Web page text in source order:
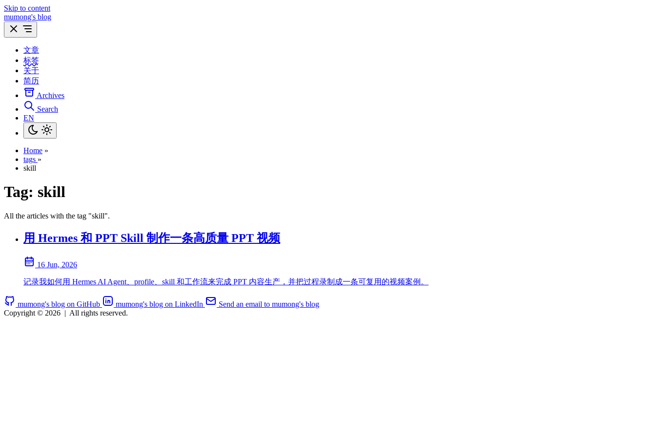
Skip to content
mumong's blog
文章
标签
关于
简历
Archives
Search
EN
Home »
tags »
skill
Tag: skill
All the articles with the tag "skill".
用 Hermes 和 PPT Skill 制作一条高质量 PPT 视频
16 Jun, 2026
记录我如何用 Hermes AI Agent、profile、skill 和工作流来完成 PPT 内容生产，并把过程录制成一条可复用的视频案例。
mumong's blog on GitHub mumong's blog on LinkedIn
Send an email to mumong's blog
Copyright © 2026 | All rights reserved.